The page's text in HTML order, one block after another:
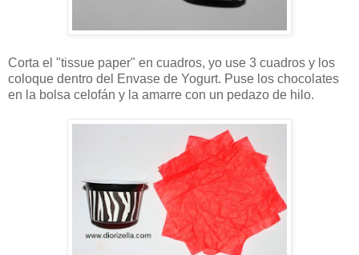
Corta el "tissue paper" en cuadros, yo use 3 cuadros y los
coloque dentro del Envase de Yogurt. Puse los chocolates
en la bolsa celofán y la amarre con un pedazo de hilo.